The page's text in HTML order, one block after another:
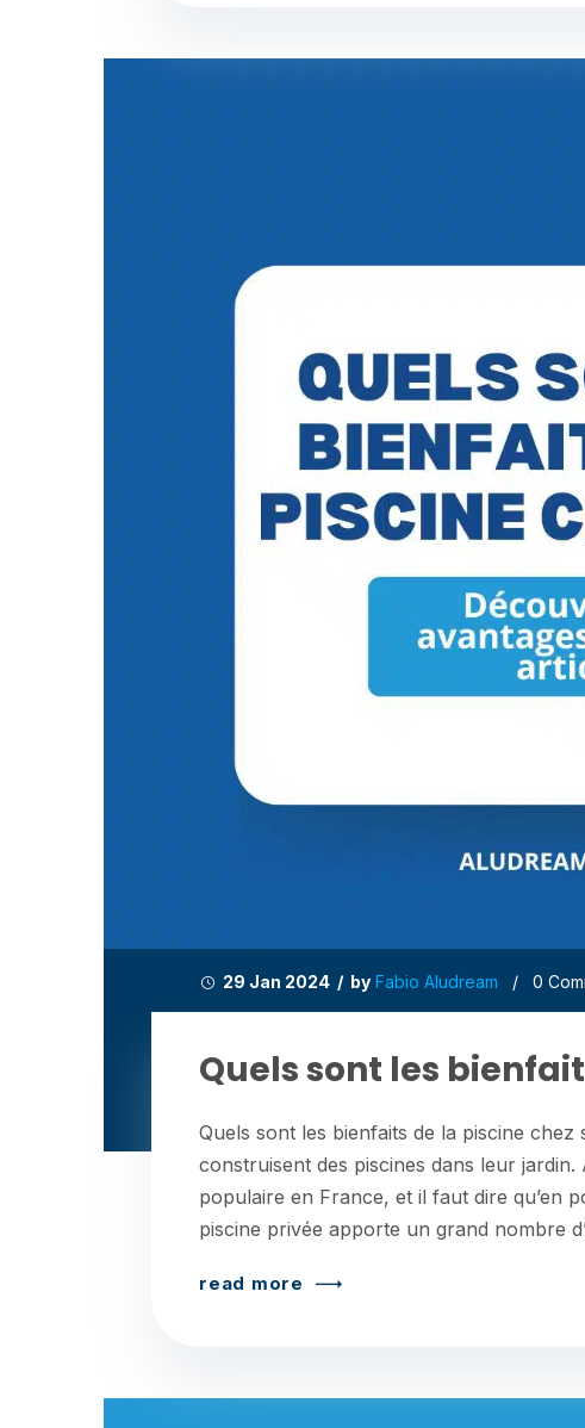
29 Jan 2024 / by Fabio Aludream / 0
Quels sont les
Quels sont les bienfaits de la piscine
construisent des piscines dans leur
populaire en France, et il faut dire qu’en
piscine privée apporte un grand nombre
read more